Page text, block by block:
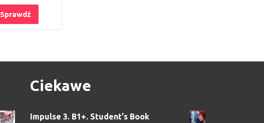
Sprawdź
Ciekawe
Impulse 3. B1+. Student's Book